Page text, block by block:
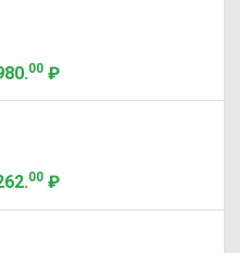
.00 ₽
.00 ₽